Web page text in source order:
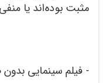
مثبت بوده‌اند یا
- فیلم سینمایی بدون